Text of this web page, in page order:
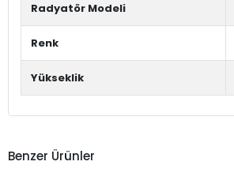
Radyatör Modeli
Renk
Yükseklik
Benzer Ürünler